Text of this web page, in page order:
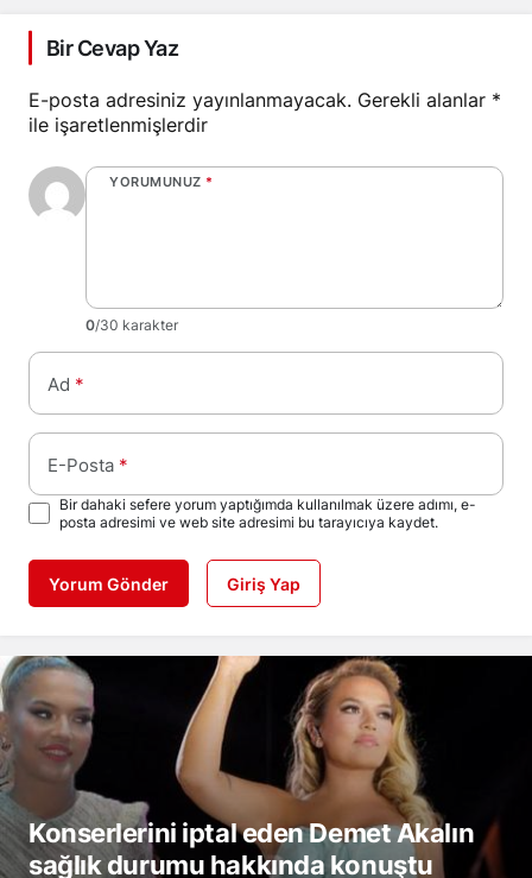
Bir Cevap Yaz
E-posta adresiniz yayınlanmayacak. Gerekli alanlar *
ile işaretlenmişlerdir
YORUMUNUZ *
0/30 karakter
Ad *
E-Posta *
Bir dahaki sefere yorum yaptığımda kullanılmak üzere adımı, e-
posta adresimi ve web site adresimi bu tarayıcıya kaydet.
Yorum Gönder Giriş Yap
Konserlerini iptal eden Demet Akalın
sağlık durumu hakkında konuştu